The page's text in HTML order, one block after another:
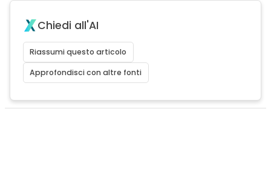
Chiedi all'AI
Riassumi questo articolo
Approfondisci con altre fonti